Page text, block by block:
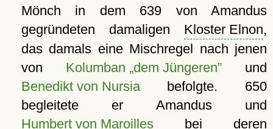
Mönch in dem 639 von Amandus
gegründeten damaligen Kloster Elnon,
das damals eine Mischregel nach jenen
von Kolumban „dem Jüngeren”und
Benedikt von Nursiabefolgte. 650
begleitete er Amandus und
Humbert von Maroillesbei deren